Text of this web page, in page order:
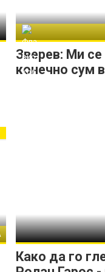
Зверев: Ми се
конечно сум
Како да го